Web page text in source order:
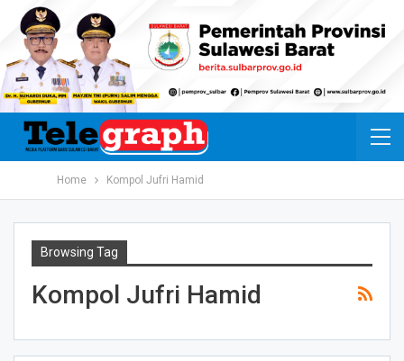
Home Kompol Jufri Hamid
Browsing Tag
Kompol Jufri Hamid